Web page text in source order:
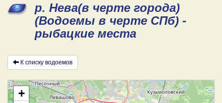
р. Нева(в черте города)
(Водоемы в черте СПб) -
рыбацкие места
К списку водоемов
+